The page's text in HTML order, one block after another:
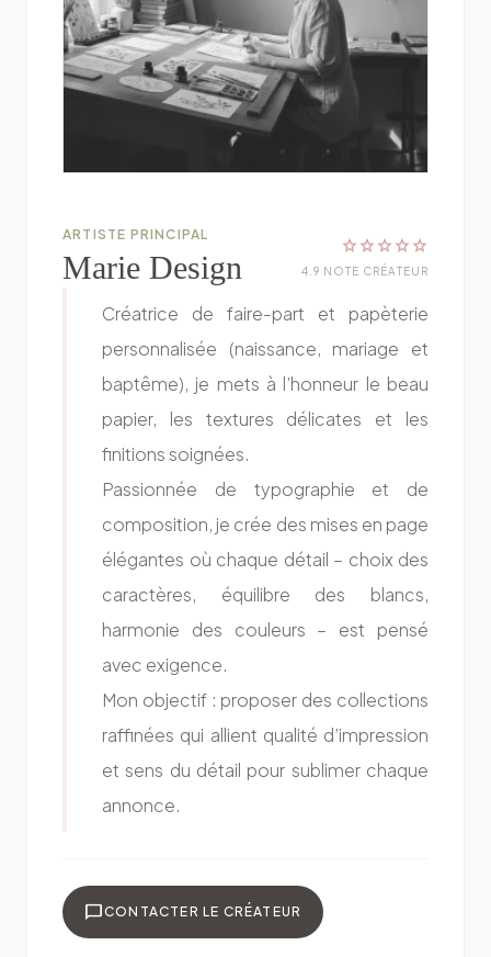
ARTISTE PRINCIPAL
Marie Design
star star star star star
4.9 NOTE CRÉATEUR
Créatrice de faire-part et papèterie
personnalisée (naissance, mariage et
baptême), je mets à l’honneur le beau
papier, les textures délicates et les
finitions soignées.
Passionnée de typographie et de
composition, je crée des mises en page
élégantes où chaque détail – choix des
caractères, équilibre des blancs,
harmonie des couleurs – est pensé
avec exigence.
Mon objectif : proposer des collections
raffinées qui allient qualité d’impression
et sens du détail pour sublimer chaque
annonce.
chat_bubbleCONTACTER LE CRÉATEUR